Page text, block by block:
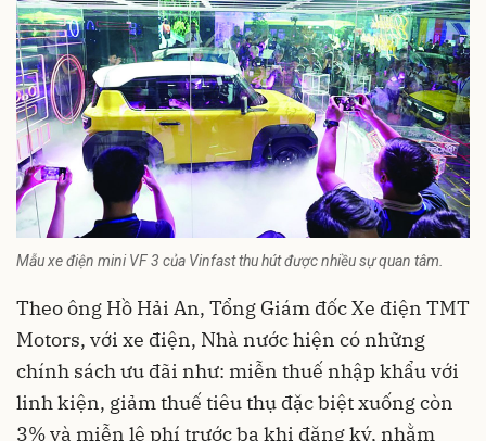
Mẫu xe điện mini VF 3 của Vinfast thu hút được nhiều sự quan tâm.
Theo ông Hồ Hải An, Tổng Giám đốc Xe điện TMT
Motors, với xe điện, Nhà nước hiện có những
chính sách ưu đãi như: miễn thuế nhập khẩu với
linh kiện, giảm thuế tiêu thụ đặc biệt xuống còn
3% và miễn lệ phí trước bạ khi đăng ký, nhằm